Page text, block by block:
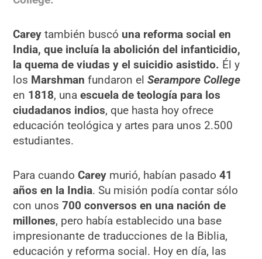
Careytambién buscó una reforma social en
India, que incluía la abolición del infanticidio,
la quema de viudas y el suicidio asistido. Él y
los Marshman fundaron el Serampore College
en 1818, unaescuela de teología para los
ciudadanos indios, que hasta hoy ofrece
educación teológica y artes para unos 2.500
estudiantes.
Para cuandoCarey murió, habían pasado41
años en la India. Su misión podía contar sólo
con unos700 conversos en una nación de
millones, pero había establecido una base
impresionante de traducciones de la Biblia,
educación y reforma social. Hoy en día, las